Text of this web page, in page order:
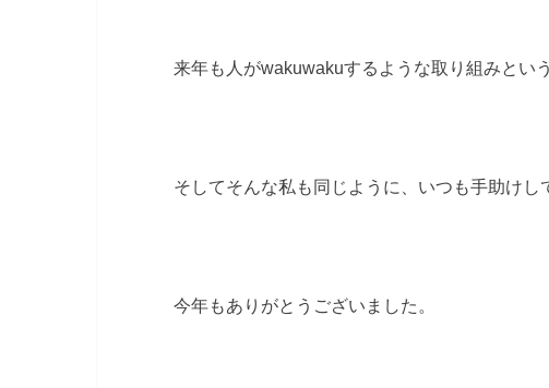
来年も人がwakuwakuするような取り組みとい
そしてそんな私も同じように、いつも手助け
今年もありがとうございました。